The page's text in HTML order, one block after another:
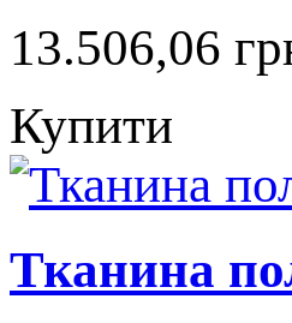
13.506,06
Купити
Тканина